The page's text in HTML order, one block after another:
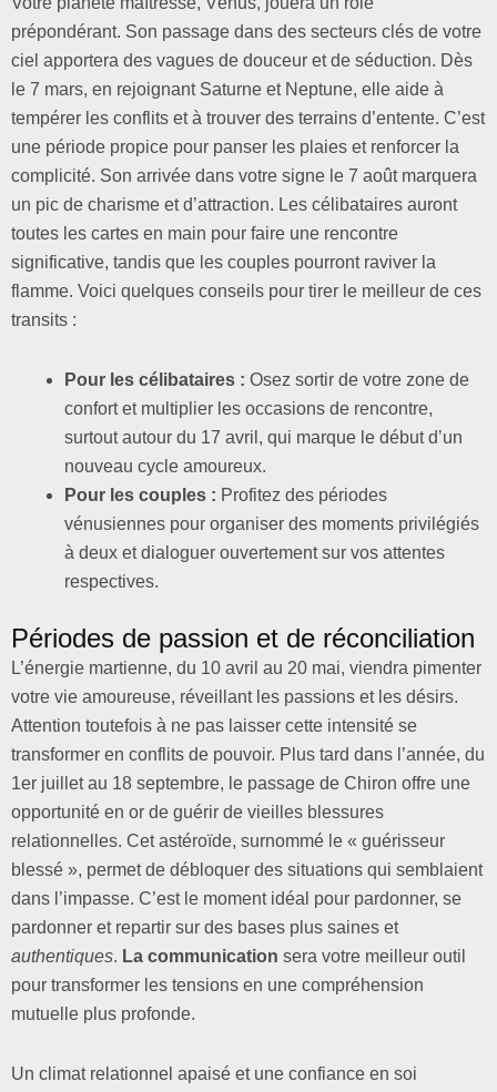
prépondérant. Son passage dans des secteurs clés de votre
ciel apportera des vagues de douceur et de séduction. Dès
le 7 mars, en rejoignant Saturne et Neptune, elle aide à
tempérer les conflits et à trouver des terrains d’entente. C’est
une période propice pour panser les plaies et renforcer la
complicité. Son arrivée dans votre signe le 7 août marquera
un pic de charisme et d’attraction. Les célibataires auront
toutes les cartes en main pour faire une rencontre
significative, tandis que les couples pourront raviver la
flamme. Voici quelques conseils pour tirer le meilleur de ces
transits :
Pour les célibataires : Osez sortir de votre zone de
confort et multiplier les occasions de rencontre,
surtout autour du 17 avril, qui marque le début d’un
nouveau cycle amoureux.
Pour les couples : Profitez des périodes
vénusiennes pour organiser des moments privilégiés
à deux et dialoguer ouvertement sur vos attentes
respectives.
Périodes de passion et de réconciliation
L’énergie martienne, du 10 avril au 20 mai, viendra pimenter
votre vie amoureuse, réveillant les passions et les désirs.
Attention toutefois à ne pas laisser cette intensité se
transformer en conflits de pouvoir. Plus tard dans l’année, du
1er juillet au 18 septembre, le passage de Chiron offre une
opportunité en or de guérir de vieilles blessures
relationnelles. Cet astéroïde, surnommé le « guérisseur
blessé », permet de débloquer des situations qui semblaient
dans l’impasse. C’est le moment idéal pour pardonner, se
pardonner et repartir sur des bases plus saines et
authentiques. La communication sera votre meilleur outil
pour transformer les tensions en une compréhension
mutuelle plus profonde.
Un climat relationnel apaisé et une confiance en soi